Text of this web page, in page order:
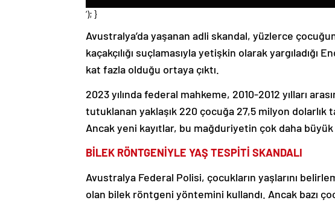
‘); }
Avustralya’da yaşanan adli skandal, yüzlerce
kaçakçılığı suçlamasıyla yetişkin olarak yargıladığı
kat fazla olduğu ortaya çıktı.
2023 yılında federal mahkeme, 2010-2012 yılları
tutuklanan yaklaşık 220 çocuğa 27,5 milyon
Ancak yeni kayıtlar, bu mağduriyetin çok daha
BİLEK RÖNTGENİYLE YAŞ TESPİTİ SKANDALI
Avustralya Federal Polisi, çocukların yaşlarını
olan bilek röntgeni yöntemini kullandı. Ancak bazı